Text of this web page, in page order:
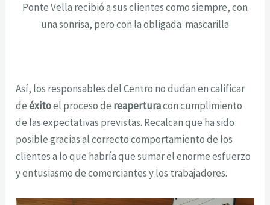
Ponte Vella recibió a sus clientes como siempre, con
una sonrisa, pero con la obligada mascarilla
Así, los responsables del Centro no dudan en calificar
deéxitoel proceso de reaperturacon cumplimiento
de las expectativas previstas. Recalcan que ha sido
posible gracias al correcto comportamiento de los
clientes a lo que habría que sumar el enorme esfuerzo
y entusiasmo de comerciantes y los trabajadores.